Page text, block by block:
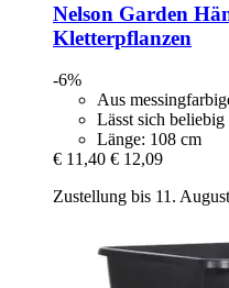
Nelson Garden
Kletterpflanzen
-6%
Aus
Lässt sich beliebig
Länge: 108 cm
€ 11,40 € 12,09
Zustellung bis 11. August